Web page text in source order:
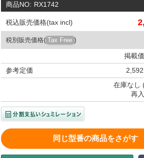
商品NO: RX1742
税込販売価格(tax incl)
税別販売価格( Tax Free )
掲載
参考定価
在庫なし
再
同じ型番の商品をさがす